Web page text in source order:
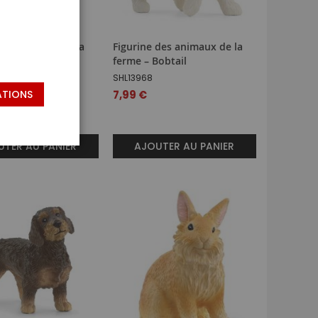
animaux de la
AU PANIER
Figurine des animaux de la
ferme – Bobtail
SHL13968
7,99 €
AJOUTER AU PANIER